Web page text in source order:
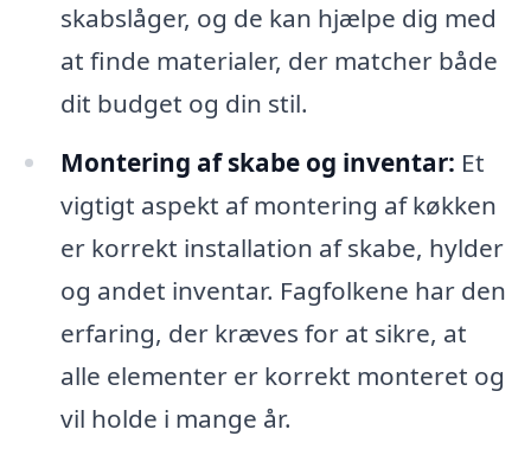
skabslåger, og de kan hjælpe dig med
at finde materialer, der matcher både
dit budget og din stil.
Montering af skabe og inventar: Et
vigtigt aspekt af montering af køkken
er korrekt installation af skabe, hylder
og andet inventar. Fagfolkene har den
erfaring, der kræves for at sikre, at
alle elementer er korrekt monteret og
vil holde i mange år.